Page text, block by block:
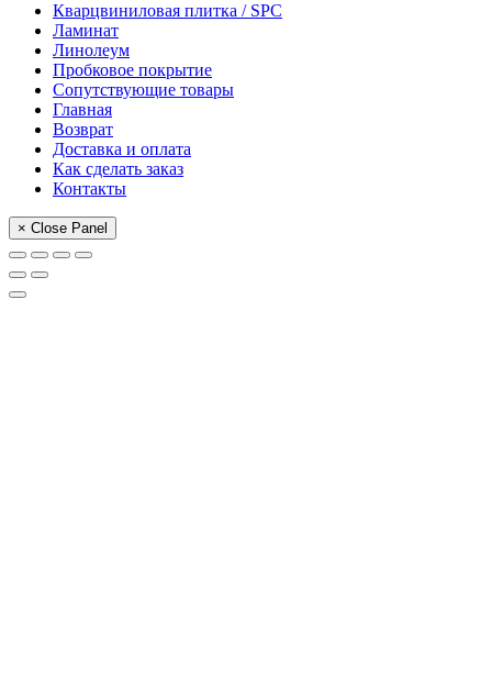
Кварцвиниловая плитка / SPС
Ламинат
Линолеум
Пробковое покрытие
Сопутствующие товары
Главная
Возврат
Доставка и оплата
Как сделать заказ
Контакты
× Close Panel